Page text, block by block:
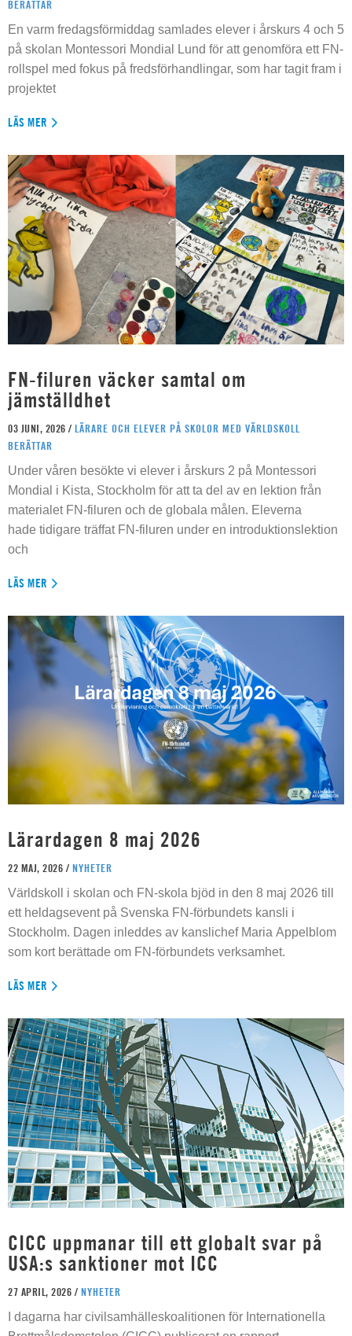
BERÄTTAR
En varm fredagsförmiddag samlades elever i årskurs 4 och 5
på skolan Montessori Mondial Lund för att genomföra ett FN-
rollspel med fokus på fredsförhandlingar, som har tagit fram i
projektet
LÄS MER
FN-filuren väcker samtal om
jämställdhet
03 JUNI, 2026 / LÄRARE OCH ELEVER PÅ SKOLOR MED VÄRLDSKOLL
BERÄTTAR
Under våren besökte vi elever i årskurs 2 på Montessori
Mondial i Kista, Stockholm för att ta del av en lektion från
materialet FN-filuren och de globala målen. Eleverna
hade tidigare träffat FN-filuren under en introduktionslektion
och
LÄS MER
Lärardagen 8 maj 2026
22 MAJ, 2026 / NYHETER
Världskoll i skolan och FN-skola bjöd in den 8 maj 2026 till
ett heldagsevent på Svenska FN-förbundets kansli i
Stockholm. Dagen inleddes av kanslichef Maria Appelblom
som kort berättade om FN-förbundets verksamhet.
LÄS MER
CICC uppmanar till ett globalt svar på
USA:s sanktioner mot ICC
27 APRIL, 2026 / NYHETER
I dagarna har civilsamhälleskoalitionen för Internationella